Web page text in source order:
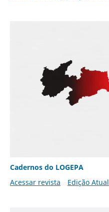
Cadernos do LOGEPA
Acessar revista
Edição Atual